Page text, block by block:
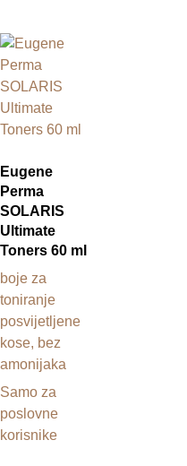
Eugene
Perma
SOLARIS
Ultimate
Toners 60 ml
boje za
toniranje
posvijetljene
kose, bez
amonijaka
Samo za
poslovne
korisnike